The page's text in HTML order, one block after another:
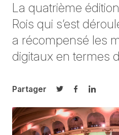
La quatrième
Rois qui s’est
a récompensé les
digitaux en termes
Partager
Partager sur
Partager